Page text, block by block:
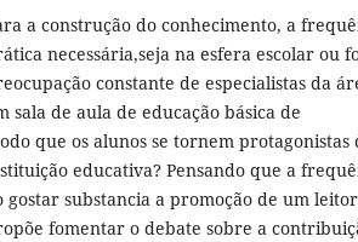
a construção do conhecimento, a
necessária,seja na esfera escolar ou
constante de especialistas da
sala de aula de educação básica de
que os alunos se tornem protagonistas
educativa? Pensando que a
gostar substancia a promoção de um
fomentar o debate sobre a